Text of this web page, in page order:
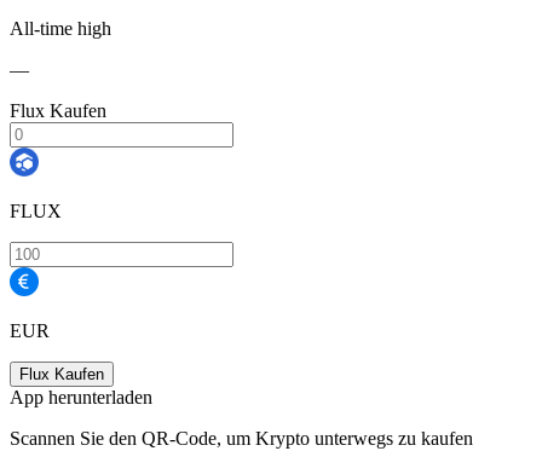
All-time high
—
Flux Kaufen
FLUX
EUR
Flux Kaufen
App herunterladen
Scannen Sie den QR-Code, um Krypto unterwegs zu kaufen